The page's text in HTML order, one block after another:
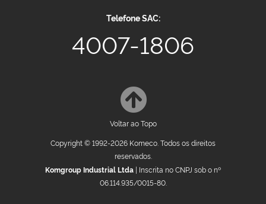
Telefone SAC:
4007-1806
Voltar ao Topo
Copyright © 1992-2026 Komeco. Todos os direitos
reservados.
Komgroup Industrial Ltda | Inscrita no CNPJ sob o nº
06.114.935/0015-80.